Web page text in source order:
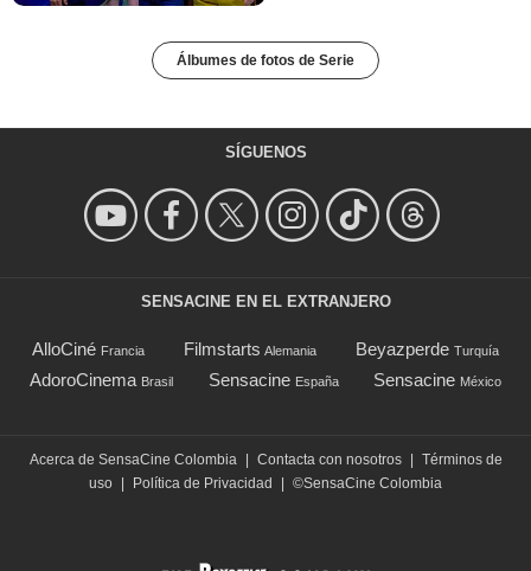
Álbumes de fotos de Serie
SÍGUENOS
SENSACINE EN EL EXTRANJERO
AlloCiné Francia Filmstarts Alemania Beyazperde Turquía
AdoroCinema Brasil Sensacine España Sensacine México
Acerca de SensaCine Colombia | Contacta con nosotros | Términos de
uso | Política de Privacidad | ©SensaCine Colombia